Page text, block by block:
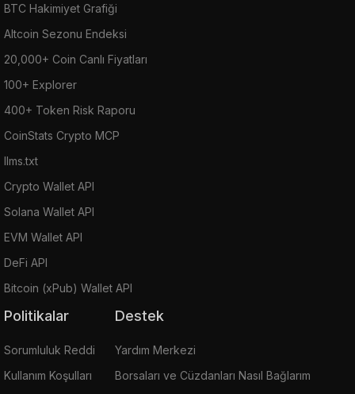
BTC Hakimiyet Grafiği
Altcoin Sezonu Endeksi
20,000+ Coin Canlı Fiyatları
100+ Explorer
400+ Token Risk Raporu
CoinStats Crypto MCP
llms.txt
Crypto Wallet API
Solana Wallet API
EVM Wallet API
DeFi API
Bitcoin (xPub) Wallet API
Politikalar
Sorumluluk Reddi
Kullanım Koşulları
Destek
Yardım Merkezi
Borsaları ve Cüzdanları Nasıl Bağlarım